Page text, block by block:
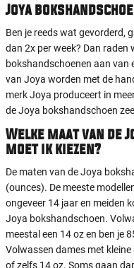
Joya
Ben je reeds wat gevorderd,
dan 2x per week? Dan
bokshandschoenen aan van
van Joya worden met de
merk Joya produceert in
de Joya bokshandschoen
Welke maat van de
moet ik kiezen?
De maten van de Joya
(ounces). De meeste
ongeveer 14 jaar en meiden
Joya bokshandschoen.
meestal een 14 oz en ben je
Volwassen dames met
of zelfs 14 oz. Soms gaan